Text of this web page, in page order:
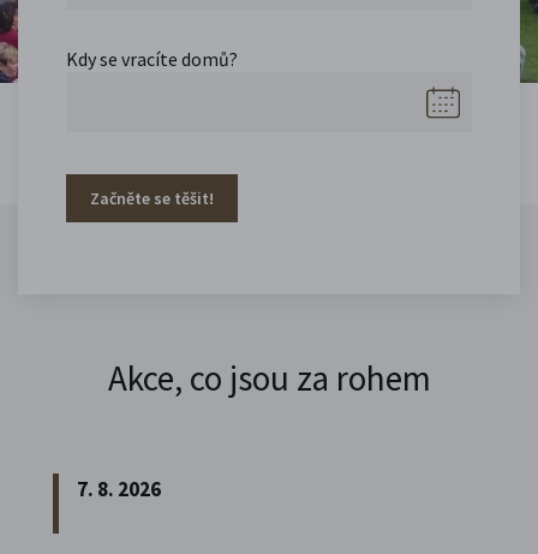
Kdy se vracíte domů?
Začněte se těšit!
Akce, co jsou za rohem
7. 8. 2026